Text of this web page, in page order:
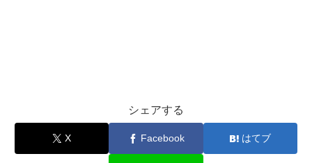
シェアする
X Facebook はてブ